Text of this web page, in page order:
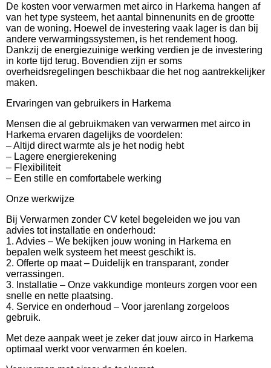
De kosten voor verwarmen met airco in Harkema hangen af
van het type systeem, het aantal binnenunits en de grootte
van de woning. Hoewel de investering vaak lager is dan bij
andere verwarmingssystemen, is het rendement hoog.
Dankzij de energiezuinige werking verdien je de investering
in korte tijd terug. Bovendien zijn er soms
overheidsregelingen beschikbaar die het nog aantrekkelijker
maken.
Ervaringen van gebruikers in Harkema
Mensen die al gebruikmaken van verwarmen met airco in
Harkema ervaren dagelijks de voordelen:
– Altijd direct warmte als je het nodig hebt
– Lagere energierekening
– Flexibiliteit
– Een stille en comfortabele werking
Onze werkwijze
Bij Verwarmen zonder CV ketel begeleiden we jou van
advies tot installatie en onderhoud:
1. Advies – We bekijken jouw woning in Harkema en
bepalen welk systeem het meest geschikt is.
2. Offerte op maat – Duidelijk en transparant, zonder
verrassingen.
3. Installatie – Onze vakkundige monteurs zorgen voor een
snelle en nette plaatsing.
4. Service en onderhoud – Voor jarenlang zorgeloos
gebruik.
Met deze aanpak weet je zeker dat jouw airco in Harkema
optimaal werkt voor verwarmen én koelen.